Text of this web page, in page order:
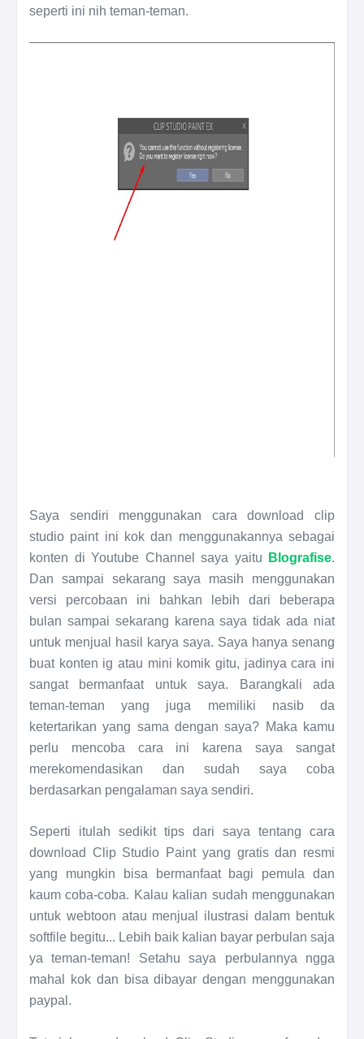
seperti ini nih teman-teman.
Saya sendiri menggunakan cara download clip
studio paint ini kok dan menggunakannya sebagai
konten di Youtube Channel saya yaitu
Blografise.
Dan sampai sekarang saya masih menggunakan
versi percobaan ini bahkan lebih dari beberapa
bulan sampai sekarang karena saya tidak ada niat
untuk menjual hasil karya saya. Saya hanya senang
buat konten ig atau mini komik gitu, jadinya cara ini
sangat bermanfaat untuk saya. Barangkali ada
teman-teman yang juga memiliki nasib da
ketertarikan yang sama dengan saya? Maka kamu
perlu mencoba cara ini karena saya sangat
merekomendasikan dan sudah saya coba
berdasarkan pengalaman saya sendiri.
Seperti itulah sedikit tips dari saya tentang cara
download Clip Studio Paint yang gratis dan resmi
yang mungkin bisa bermanfaat bagi pemula dan
kaum coba-coba. Kalau kalian sudah menggunakan
untuk webtoon atau menjual ilustrasi dalam bentuk
softfile begitu... Lebih baik kalian bayar perbulan saja
ya teman-teman! Setahu saya perbulannya ngga
mahal kok dan bisa dibayar dengan menggunakan
paypal.